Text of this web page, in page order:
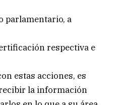
parlamentario, a
respectiva e
estas acciones, es
recibir la información